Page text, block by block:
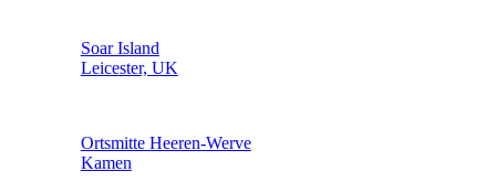
Soar Island
Leicester, UK
Ortsmitte Heeren-Werve
Kamen